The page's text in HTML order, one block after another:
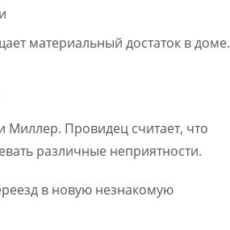
материальный достаток в доме.
Миллер. Провидец считает, что
различные неприятности.
в новую незнакомую